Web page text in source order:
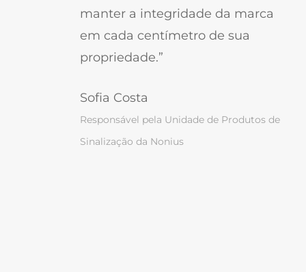
manter a integridade da marca
em cada centímetro de sua
propriedade.”
Sofia Costa
Responsável pela Unidade de Produtos de
Sinalização da Nonius